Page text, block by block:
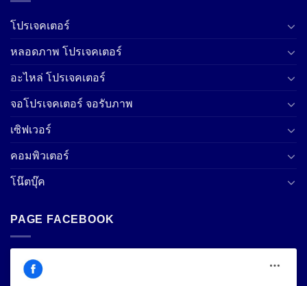
โปรเจคเตอร์
หลอดภาพ โปรเจคเตอร์
อะไหล่ โปรเจคเตอร์
จอโปรเจคเตอร์ จอรับภาพ
เซิฟเวอร์
คอมพิวเตอร์
โน๊ตบุ๊ค
PAGE FACEBOOK